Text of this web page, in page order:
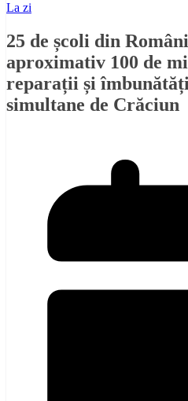
La zi
25 de școli din
aproximativ 100 de
reparații și
simultane de Crăciun